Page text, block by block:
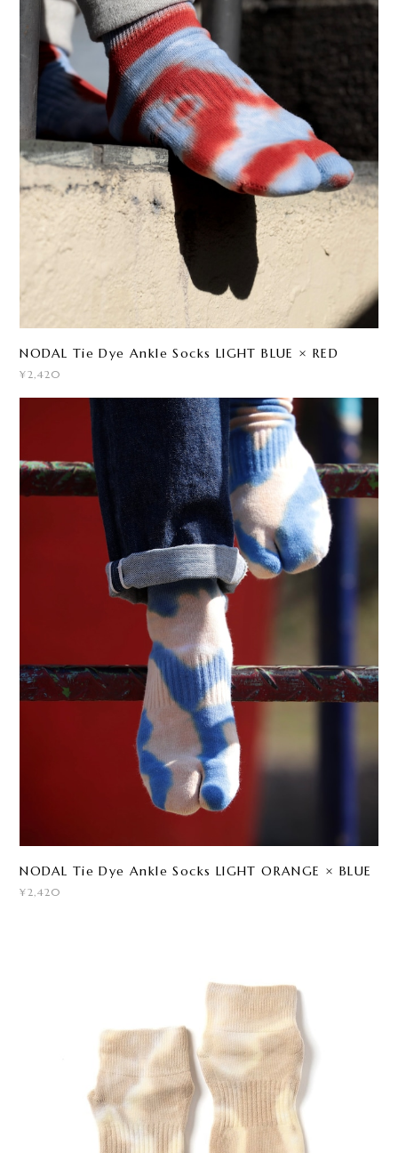
NODAL Tie Dye Ankle Socks LIGHT BLUE × RED
¥2,420
NODAL Tie Dye Ankle Socks LIGHT ORANGE × BLUE
¥2,420